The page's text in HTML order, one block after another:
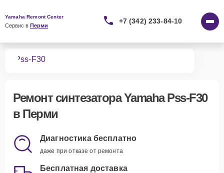
Yamaha Remont Center
Сервис в Перми
+7 (342) 233-84-10
Pss-F30
Ремонт синтезатора Yamaha Pss-F30
в Перми
Диагностика бесплатно
даже при отказе от ремонта
Бесплатная доставка